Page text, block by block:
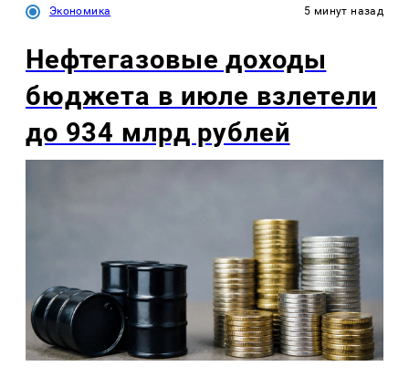
Экономика 5 минут назад
Нефтегазовые доходы
бюджета в июле взлетели
до 934 млрд рублей